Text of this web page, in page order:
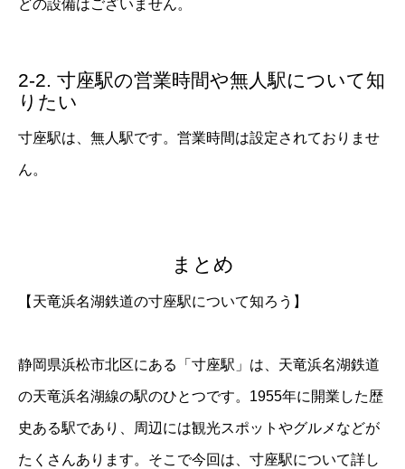
どの設備はございません。
2-2. 寸座駅の営業時間や無人駅について知
りたい
寸座駅は、無人駅です。営業時間は設定されておりませ
ん。
まとめ
【天竜浜名湖鉄道の寸座駅について知ろう】
静岡県浜松市北区にある「寸座駅」は、天竜浜名湖鉄道
の天竜浜名湖線の駅のひとつです。1955年に開業した歴
史ある駅であり、周辺には観光スポットやグルメなどが
たくさんあります。そこで今回は、寸座駅について詳し